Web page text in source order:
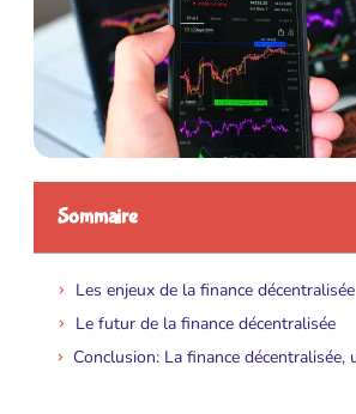
Sommaire
Les enjeux de la finance décentralisée
Le futur de la finance décentralisée